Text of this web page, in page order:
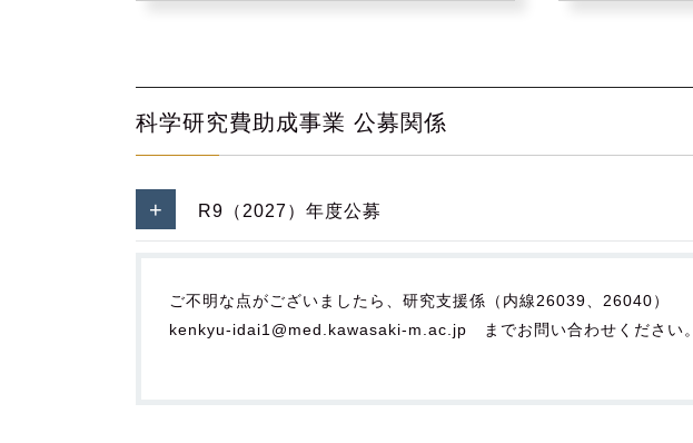
科学研究費助成事業 公募関係
R9（2027）年度公募
ご不明な点がございましたら、研究支援係（内線26039、26040）
kenkyu-idai1@med.kawasaki-m.ac.jp までお問い合わせください。